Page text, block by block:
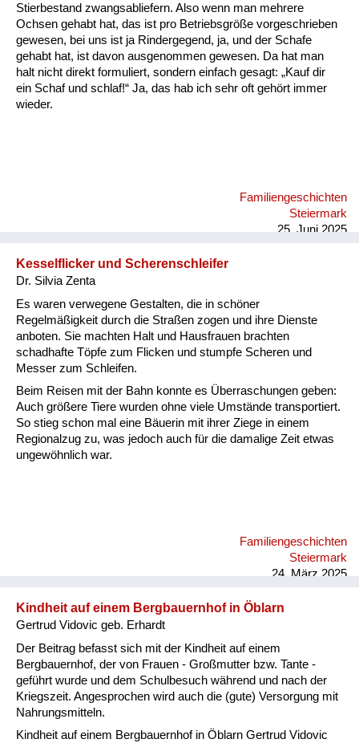
Stierbestand zwangsabliefern. Also wenn man mehrere
Ochsen gehabt hat, das ist pro Betriebsgröße vorgeschrieben
gewesen, bei uns ist ja Rindergegend, ja, und der Schafe
gehabt hat, ist davon ausgenommen gewesen. Da hat man
halt nicht direkt formuliert, sondern einfach gesagt: „Kauf dir
ein Schaf und schlaf!“ Ja, das hab ich sehr oft gehört immer
wieder.
Familiengeschichten
Steiermark
25. Juni 2025
Kesselflicker und Scherenschleifer
Dr. Silvia Zenta
Es waren verwegene Gestalten, die in schöner
Regelmäßigkeit durch die Straßen zogen und ihre Dienste
anboten. Sie machten Halt und Hausfrauen brachten
schadhafte Töpfe zum Flicken und stumpfe Scheren und
Messer zum Schleifen.
Beim Reisen mit der Bahn konnte es Überraschungen geben:
Auch größere Tiere wurden ohne viele Umstände transportiert.
So stieg schon mal eine Bäuerin mit ihrer Ziege in einem
Regionalzug zu, was jedoch auch für die damalige Zeit etwas
ungewöhnlich war.
Familiengeschichten
Steiermark
24. März 2025
Kindheit auf einem Bergbauernhof in Öblarn
Gertrud Vidovic geb. Erhardt
Der Beitrag befasst sich mit der Kindheit auf einem
Bergbauernhof, der von Frauen - Großmutter bzw. Tante -
geführt wurde und dem Schulbesuch während und nach der
Kriegszeit. Angesprochen wird auch die (gute) Versorgung mit
Nahrungsmitteln.
Kindheit auf einem Bergbauernhof in Öblarn Gertrud Vidovic